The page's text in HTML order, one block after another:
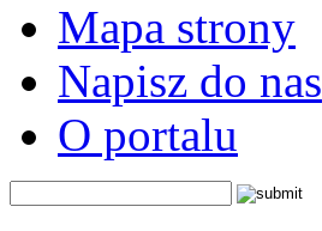
Mapa strony
Napisz do nas
O portalu